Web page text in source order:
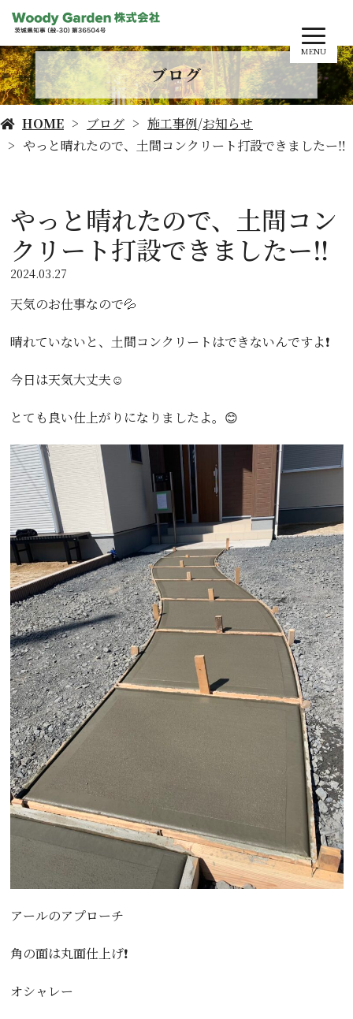
MENU
ブログ
HOME ブログ 施工事例/お知らせ
やっと晴れたので、土間コンクリート打設できましたー‼️
やっと晴れたので、土間コン
クリート打設できましたー‼️
2024.03.27
天気のお仕事なので💦
晴れていないと、土間コンクリートはできないんですよ❗️
今日は天気大丈夫☺️
とても良い仕上がりになりましたよ。😊
アールのアプローチ
角の面は丸面仕上げ❗️
オシャレー